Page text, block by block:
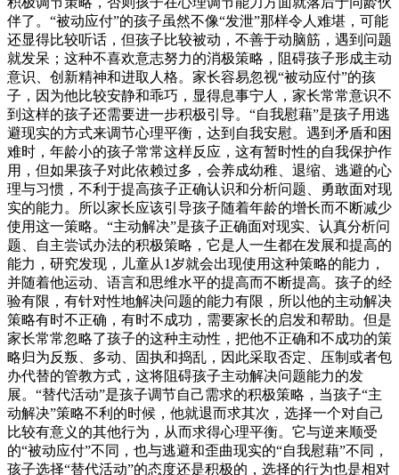
伴了。“被动应付”的孩子虽然不像“发泄”那样令人难堪，可能
还显得比较听话，但孩子比较被动，不善于动脑筋，遇到问题
就发呆；这种不喜欢意志努力的消极策略，阻碍孩子形成主动
意识、创新精神和进取人格。家长容易忽视“被动应付”的孩
子，因为他比较安静和乖巧，显得息事宁人，家长常常意识不
到这样的孩子还需要进一步积极引导。“自我慰藉”是孩子用逃
避现实的方式来调节心理平衡，达到自我安慰。遇到矛盾和困
难时，年龄小的孩子常常这样反应，这有暂时性的自我保护作
用，但如果孩子对此依赖过多，会养成幼稚、退缩、逃避的心
理与习惯，不利于提高孩子正确认识和分析问题、勇敢面对现
实的能力。所以家长应该引导孩子随着年龄的增长而不断减少
使用这一策略。“主动解决”是孩子正确面对现实、认真分析问
题、自主尝试办法的积极策略，它是人一生都在发展和提高的
能力，研究发现，儿童从1岁就会出现使用这种策略的能力，
并随着他运动、语言和思维水平的提高而不断提高。孩子的经
验有限，有针对性地解决问题的能力有限，所以他的主动解决
策略有时不正确，有时不成功，需要家长的启发和帮助。但是
家长常常忽略了孩子的这种主动性，把他不正确和不成功的策
略归为反叛、多动、固执和捣乱，因此采取否定、压制或者包
办代替的管教方式，这将阻碍孩子主动解决问题能力的发
展。“替代活动”是孩子调节自己需求的积极策略，当孩子“主
动解决”策略不利的时候，他就退而求其次，选择一个对自己
比较有意义的其他行为，从而求得心理平衡。它与逆来顺受
的“被动应付”不同，也与逃避和歪曲现实的“自我慰藉”不同，
孩子选择“替代活动”的态度还是积极的，选择的行为也是相对